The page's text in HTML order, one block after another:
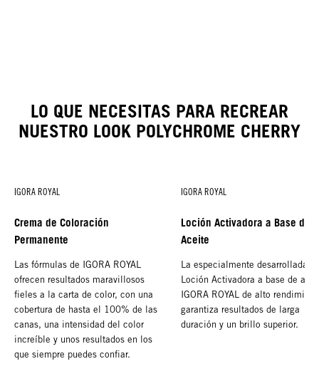
LO QUE NECESITAS PARA RECREAR
NUESTRO LOOK POLYCHROME CHERRY
IGORA ROYAL
Crema de Coloración
Permanente
Las fórmulas de IGORA ROYAL
ofrecen resultados maravillosos
fieles a la carta de color, con una
cobertura de hasta el 100% de las
canas, una intensidad del color
increíble y unos resultados en los
que siempre puedes confiar.
IGORA ROYAL
Loción Activadora a Base de
Aceite
La especialmente desarrollada
Loción Activadora a base de
IGORA ROYAL de alto
garantiza resultados de larga
duración y un brillo superior.